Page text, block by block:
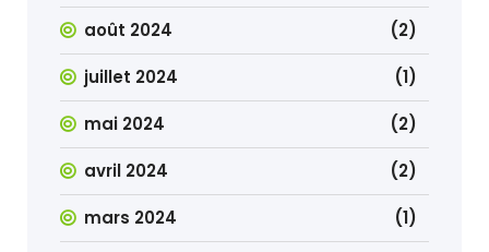
août 2024 (2)
juillet 2024 (1)
mai 2024 (2)
avril 2024 (2)
mars 2024 (1)